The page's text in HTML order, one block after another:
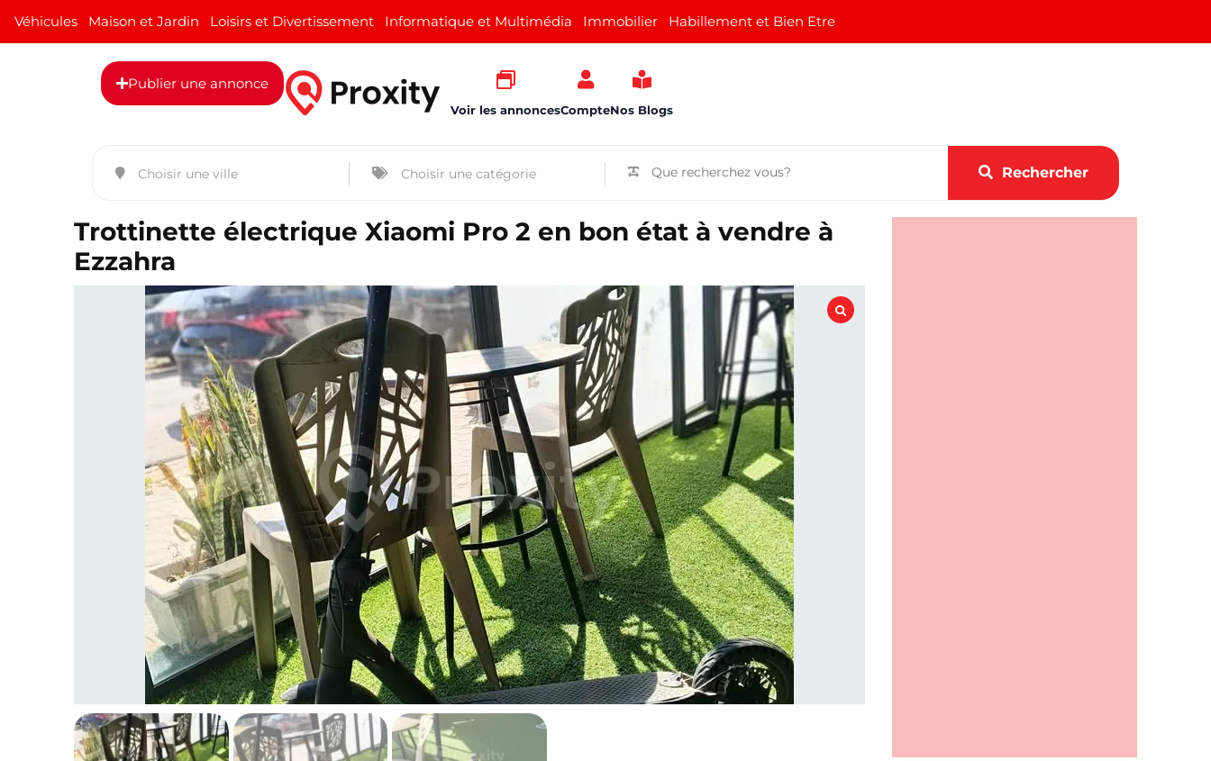
Véhicules Maison et Jardin Loisirs et Divertissement Informatique et Multimédia Immobilier Habillement et Bien Etre
Publier une annonce
Voir les annoncesCompteNos Blogs
Rechercher
Trottinette électrique Xiaomi Pro 2 en bon état à vendre à
Ezzahra